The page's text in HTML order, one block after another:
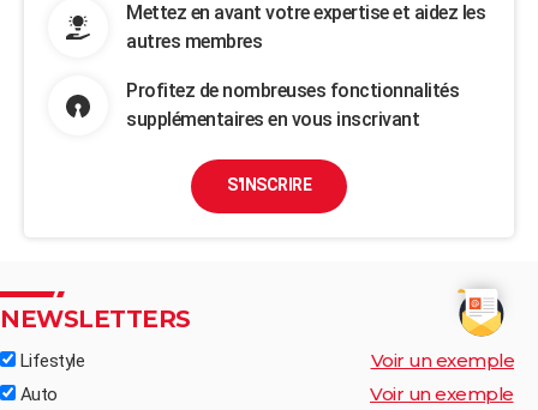
Mettez en avant votre expertise et aidez les
autres membres
Profitez de nombreuses fonctionnalités
supplémentaires en vous inscrivant
S'INSCRIRE
NEWSLETTERS
Lifestyle Voir un exemple
Auto Voir un exemple